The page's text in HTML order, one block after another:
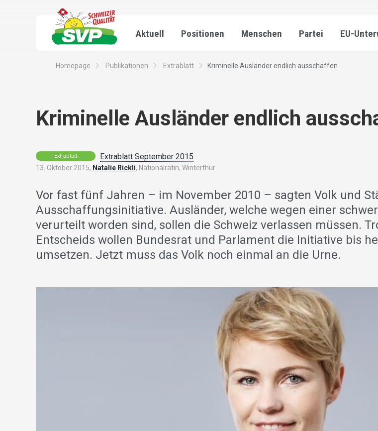
Aktuell Positionen Menschen Partei EU-
Homepage Publikationen Extrablatt Kriminelle Ausländer endlich ausschaffen
Kriminelle Ausländer endlich
Extrablatt Extrablatt September 2015
13. Oktober 2015, Natalie Rickli, Nationalrätin, Winterthur
Vor fast fünf Jahren – im November 2010 – sagten Volk und
Ausschaffungsinitiative. Ausländer, welche wegen einer
verurteilt worden sind, sollen die Schweiz verlassen müssen.
Entscheids wollen Bundesrat und Parlament die Initiative bis
umsetzen. Jetzt muss das Volk noch einmal an die Urne.